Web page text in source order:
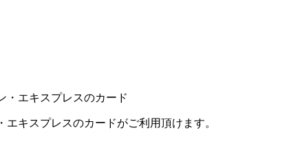
キスプレスのカードがご利用頂けます。